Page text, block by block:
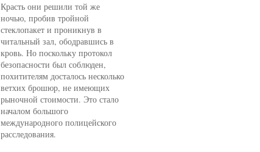
Красть они решили той же
ночью, пробив тройной
стеклопакет и проникнув в
читальный зал, ободравшись в
кровь. Но поскольку протокол
безопасности был соблюден,
похитителям досталось несколько
ветхих брошюр, не имеющих
рыночной стоимости. Это стало
началом большого
международного полицейского
расследования.